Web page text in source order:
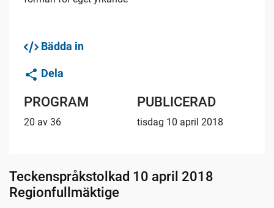
Bädda in
Dela
PROGRAM
20 av 36
PUBLICERAD
tisdag 10 april 2018
Teckenspråkstolkad 10 april 2018
Regionfullmäktige